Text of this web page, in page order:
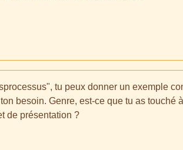
tu peux donner un exemple
besoin. Genre, est-ce que tu as touché
de présentation ?